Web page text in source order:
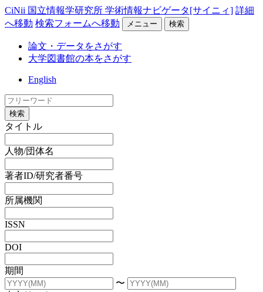
CiNii 国立情報学研究所 学術情報ナビゲータ[サイニィ] 詳細
へ移動 検索フォームへ移動 メニュー 検索
論文・データをさがす
大学図書館の本をさがす
English
検索
タイトル
人物/団体名
著者ID/研究者番号
所属機関
ISSN
DOI
期間
〜